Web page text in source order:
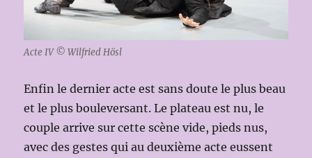
Acte IV © Wilfried Hösl
Enfin le dernier acte est sans doute le plus beau
et le plus bouleversant. Le plateau est nu, le
couple arrive sur cette scène vide, pieds nus,
avec des gestes qui au deuxième acte eussent